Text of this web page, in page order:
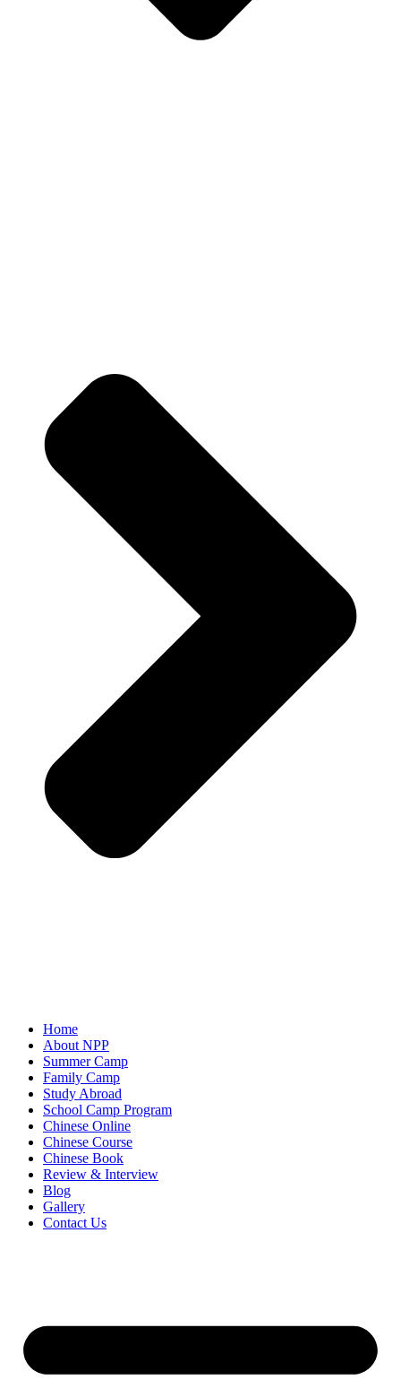
Home
About NPP
Summer Camp
Family Camp
Study Abroad
School Camp Program
Chinese Online
Chinese Course
Chinese Book
Review & Interview
Blog
Gallery
Contact Us